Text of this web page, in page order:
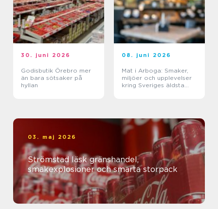
30. juni 2026
Godisbutik Örebro mer
än bara sötsaker på
hyllan
08. juni 2026
Mat i Arboga: Smaker,
miljöer och upplevelser
kring Sveriges äldsta
03. maj 2026
Strömstad läsk gränshandel,
smakexplosioner och smarta storpack